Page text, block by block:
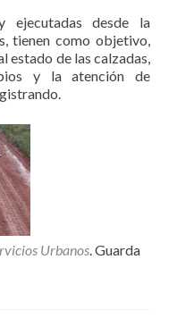
ejecutadas desde la
tienen como objetivo,
estado de las calzadas,
y la atención de
Urbanos. Guarda